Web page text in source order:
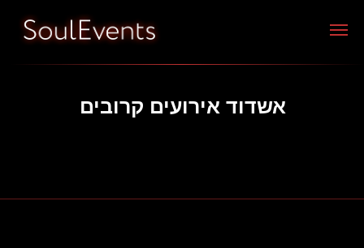
אשדוד אירועים קרובים